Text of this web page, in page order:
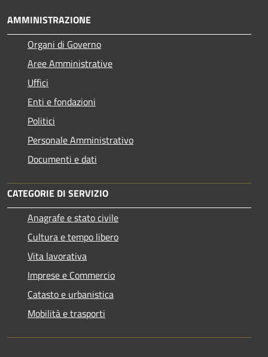
AMMINISTRAZIONE
Organi di Governo
Aree Amministrative
Uffici
Enti e fondazioni
Politici
Personale Amministrativo
Documenti e dati
CATEGORIE DI SERVIZIO
Anagrafe e stato civile
Cultura e tempo libero
Vita lavorativa
Imprese e Commercio
Catasto e urbanistica
Mobilità e trasporti